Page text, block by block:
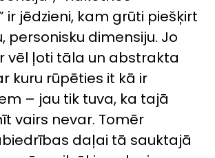
ir jēdzieni, kam grūti piešķirt
personisku dimensiju. Jo
vēl ļoti tāla un abstrakta
kuru rūpēties it kā ir
– jau tik tuva, ka tajā
vairs nevar. Tomēr
daļai tā sauktajā